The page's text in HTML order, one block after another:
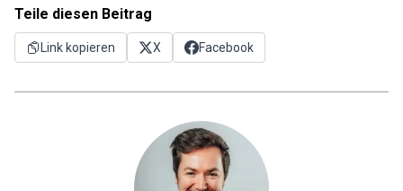
Teile diesen Beitrag
Link kopieren X Facebook